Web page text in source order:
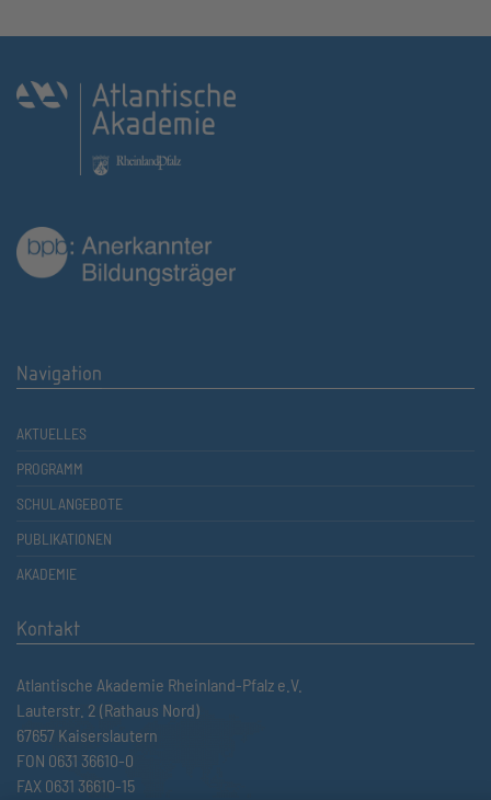
Navigation
AKTUELLES
PROGRAMM
SCHULANGEBOTE
PUBLIKATIONEN
AKADEMIE
Kontakt
Atlantische Akademie Rheinland-Pfalz e.V.
Lauterstr. 2 (Rathaus Nord)
67657 Kaiserslautern
FON 0631 36610-0
FAX 0631 36610-15